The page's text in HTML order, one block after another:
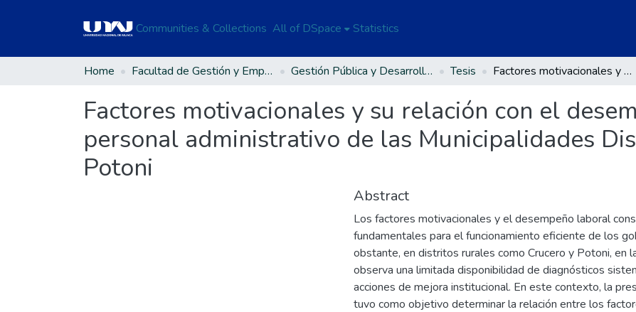
Communities & Collections All of DSpace Statistics
Home Facultad de Gestión y Emprendimiento Empresarial Gestión Pública y Desarrollo Social Tesis Factores motivacionales y su relación con el desempeño laboral del personal administrativo de las Municipalidades Distritales de Crucero y Potoni
Factores motivacionales y su relación con el
personal administrativo de las Municipalidades
Potoni
Abstract
Los factores motivacionales y el desempeño laboral
fundamentales para el funcionamiento eficiente de los
obstante, en distritos rurales como Crucero y Potoni, en
observa una limitada disponibilidad de diagnósticos
acciones de mejora institucional. En este contexto, la
tuvo como objetivo determinar la relación entre los